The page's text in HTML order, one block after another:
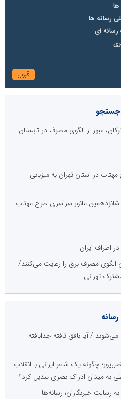
ها
رسانه ها
رسانه ای
جستجو
عبور از الگوی مصرف در تابستان
در استان تهران به میزبانی
در شانزدهمین مانور سراسری طرح مهتاب
اطراف ایران
الگوی مصرف برق را رعایت می‌کنند/
/ آیا بافق تافته جدابافته
چگونه یک شاعر ایرانی با انقلاب
به میدان ادراک بصری تبدیل کرد؟
رسالت خبرنگاران؛ رسانه‌ها